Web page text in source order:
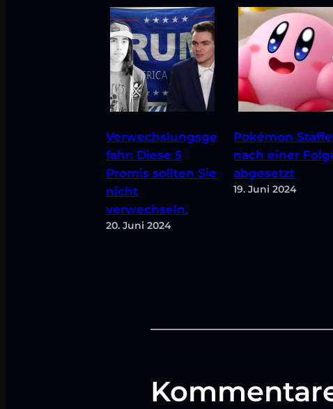
Verwechslungsge
fahr: Diese 5
Promis sollten Sie
nicht
verwechseln.
20. Juni 2024
Pokémon
nach einer
abgesetzt
19. Juni 2024